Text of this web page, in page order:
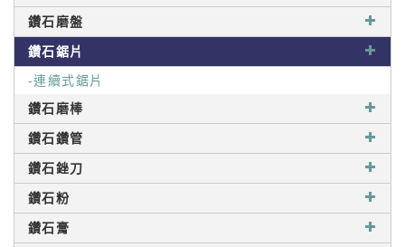
鑽石磨盤
鑽石鋸片
-連續式鋸片
鑽石磨棒
鑽石鑽管
鑽石銼刀
鑽石粉
鑽石膏